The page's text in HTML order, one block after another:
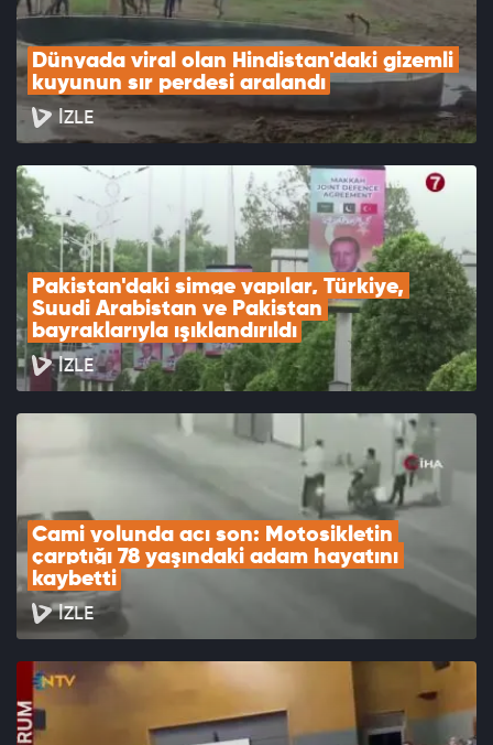
Dünyada viral olan Hindistan'daki gizemli
kuyunun sır perdesi aralandı
İZLE
Pakistan'daki simge yapılar, Türkiye,
Suudi Arabistan ve Pakistan
bayraklarıyla ışıklandırıldı
İZLE
Cami yolunda acı son: Motosikletin
çarptığı 78 yaşındaki adam hayatını
kaybetti
İZLE